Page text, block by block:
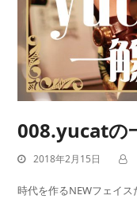
008.yucatの
2018年2月15日
時代を作るNEWフェイ